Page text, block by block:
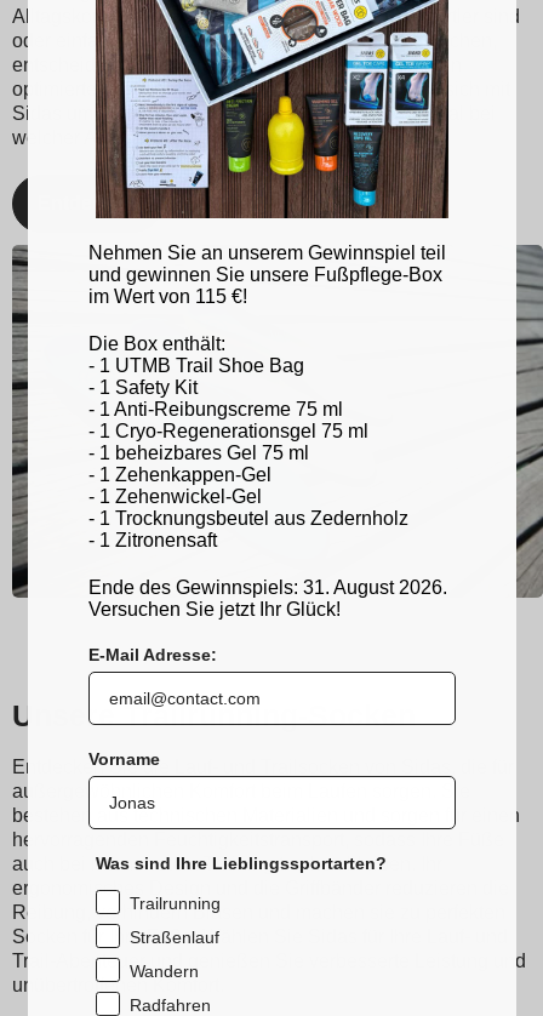
Alltagskomfort. Egal, ob Sie leidenschaftlicher Sportler sind
oder einfach nur eine bessere Fußunterstützung suchen,
entscheiden Sie sich für Sidas-Einlegesohlen für ein
optimiertes Lauf- und Sporterlebnis. Kümmern Sie sich mit
Sidas um Ihre Füße und bleiben Sie in Topform, egal bei
welcher Aktivität!
Entdecken
Unsere Trailrunning-Socken
Entdecken Sie die Lauf- und Trailsocken von Sidas, die für
außergewöhnlichen Komfort beim Laufen sorgen. Sie
bestehen aus technischen Materialien und sorgen für einen
hervorragenden Feuchtigkeitstransport, sodass Ihre Füße
auch bei intensivstem Training trocken bleiben. Ihr
ergonomisches Design und die Griffbänder reduzieren die
Reibung, verhindern Blasen und machen sie zu perfekten
Socken für Ihre Füße. Wählen Sie Sidas für Ihre Lauf- und
Trail-Abenteuer und genießen Sie verbesserte Leistung und
unübertroffenen Komfort.
Nehmen Sie an unserem Gewinnspiel teil
und gewinnen Sie unsere Fußpflege-Box
im Wert von 115 €!
Die Box enthält:
- 1 UTMB Trail Shoe Bag
- 1 Safety Kit
- 1 Anti-Reibungscreme 75 ml
- 1 Cryo-Regenerationsgel 75 ml
- 1 beheizbares Gel 75 ml
- 1 Zehenkappen-Gel
- 1 Zehenwickel-Gel
- 1 Trocknungsbeutel aus Zedernholz
- 1 Zitronensaft
Ende des Gewinnspiels: 31. August 2026.
Versuchen Sie jetzt Ihr Glück!
E-Mail Adresse:
Vorname
Was sind Ihre Lieblingssportarten?
Trailrunning
Straßenlauf
Wandern
Radfahren